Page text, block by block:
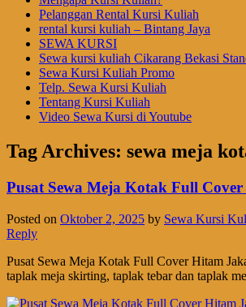
Pelanggan Rental Kursi Kuliah
rental kursi kuliah – Bintang Jaya
SEWA KURSI
Sewa kursi kuliah Cikarang Bekasi
Sewa Kursi Kuliah Promo
Telp. Sewa Kursi Kuliah
Tentang Kursi Kuliah
Video Sewa Kursi di Youtube
Tag Archives: sewa meja
Pusat Sewa Meja Kotak Full
Posted on Oktober 2, 2025 by Sewa Kursi
Reply
Pusat Sewa Meja Kotak Full Cover Hitam
taplak meja skirting, taplak tebar dan taplak